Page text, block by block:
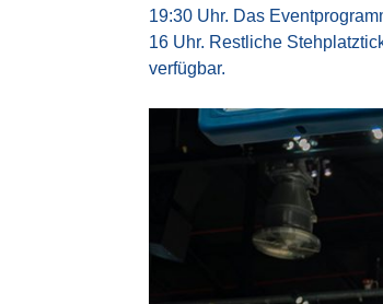
19:30 Uhr. Das
16 Uhr. Restliche
verfügbar.